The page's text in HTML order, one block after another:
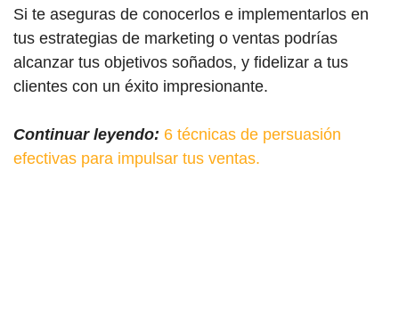
Si te aseguras de conocerlos e implementarlos en
tus estrategias de marketing o ventas podrías
alcanzar tus objetivos soñados, y fidelizar a tus
clientes con un éxito impresionante.
Continuar leyendo: 6 técnicas de persuasión
efectivas para impulsar tus ventas.